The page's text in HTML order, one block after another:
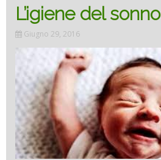
L’igiene del sonno
Giugno 29, 2016